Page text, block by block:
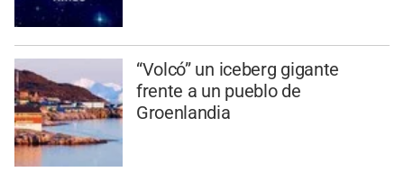
“Volcó” un iceberg gigante
frente a un pueblo de
Groenlandia